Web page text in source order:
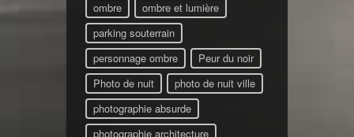
ombre
ombre et lumière
parking souterrain
personnage ombre
Peur du noir
Photo de nuit
photo de nuit ville
photographie absurde
photographie architecture